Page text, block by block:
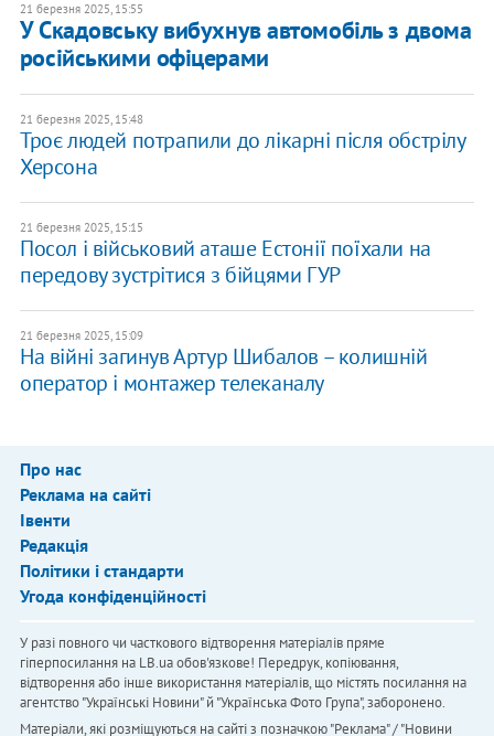
21 березня 2025, 15:55
У Скадовську вибухнув автомобіль з двома
російськими офіцерами
21 березня 2025, 15:48
Троє людей потрапили до лікарні після обстрілу
Херсона
21 березня 2025, 15:15
​Посол і військовий аташе Естонії поїхали на
передову зустрітися з бійцями ГУР
21 березня 2025, 15:09
На війні загинув Артур Шибалов – колишній
оператор і монтажер телеканалу
Про нас
Реклама на сайті
Івенти
Редакція
Політики і стандарти
Угода конфіденційності
У разі повного чи часткового відтворення матеріалів пряме
гіперпосилання на LB.ua обов'язкове! Передрук, копіювання,
відтворення або інше використання матеріалів, що містять посилання на
агентство "Українськi Новини" й "Українська Фото Група", заборонено.
Матеріали, які розміщуються на сайті з позначкою "Реклама" / "Новини